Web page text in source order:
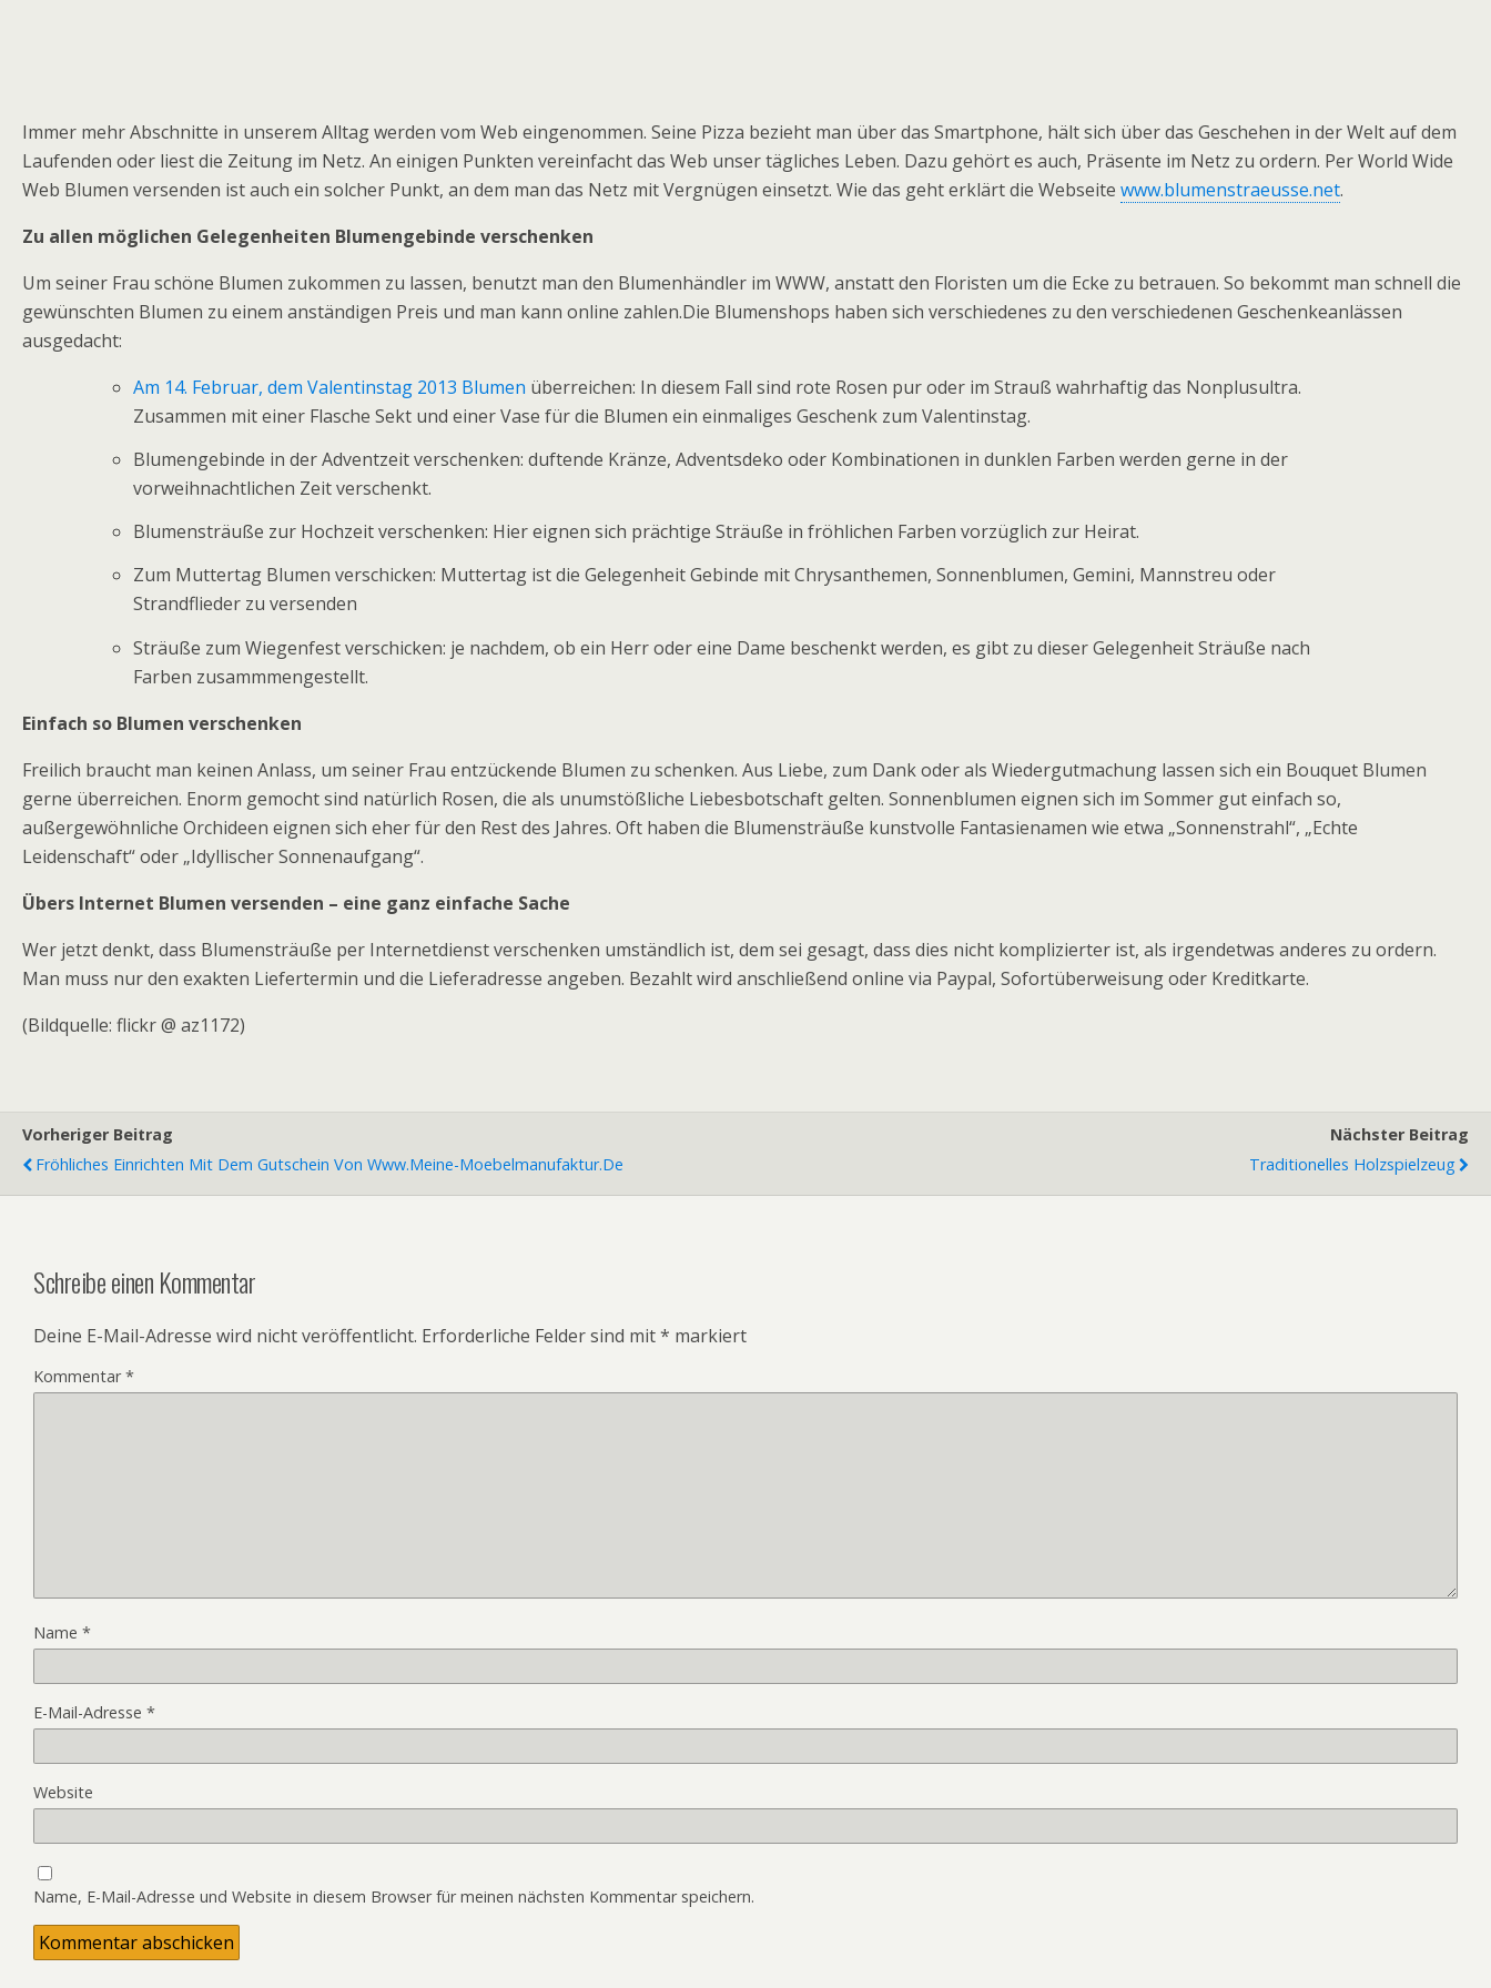
Immer mehr Abschnitte in unserem Alltag werden vom Web eingenommen. Seine Pizza bezieht man über das Smartphone, hält sich über das Geschehen in der Welt auf dem
Laufenden oder liest die Zeitung im Netz. An einigen Punkten vereinfacht das Web unser tägliches Leben. Dazu gehört es auch, Präsente im Netz zu ordern. Per World Wide
Web Blumen versenden ist auch ein solcher Punkt, an dem man das Netz mit Vergnügen einsetzt. Wie das geht erklärt die Webseite www.blumenstraeusse.net.
Zu allen möglichen Gelegenheiten Blumengebinde verschenken
Um seiner Frau schöne Blumen zukommen zu lassen, benutzt man den Blumenhändler im WWW, anstatt den Floristen um die Ecke zu betrauen. So bekommt man schnell die
gewünschten Blumen zu einem anständigen Preis und man kann online zahlen.Die Blumenshops haben sich verschiedenes zu den verschiedenen Geschenkeanlässen
ausgedacht:
Am 14. Februar, dem Valentinstag 2013 Blumen überreichen: In diesem Fall sind rote Rosen pur oder im Strauß wahrhaftig das Nonplusultra.
Zusammen mit einer Flasche Sekt und einer Vase für die Blumen ein einmaliges Geschenk zum Valentinstag.
Blumengebinde in der Adventzeit verschenken: duftende Kränze, Adventsdeko oder Kombinationen in dunklen Farben werden gerne in der
vorweihnachtlichen Zeit verschenkt.
Blumensträuße zur Hochzeit verschenken: Hier eignen sich prächtige Sträuße in fröhlichen Farben vorzüglich zur Heirat.
Zum Muttertag Blumen verschicken: Muttertag ist die Gelegenheit Gebinde mit Chrysanthemen, Sonnenblumen, Gemini, Mannstreu oder
Strandflieder zu versenden
Sträuße zum Wiegenfest verschicken: je nachdem, ob ein Herr oder eine Dame beschenkt werden, es gibt zu dieser Gelegenheit Sträuße nach
Farben zusammmengestellt.
Einfach so Blumen verschenken
Freilich braucht man keinen Anlass, um seiner Frau entzückende Blumen zu schenken. Aus Liebe, zum Dank oder als Wiedergutmachung lassen sich ein Bouquet Blumen
gerne überreichen. Enorm gemocht sind natürlich Rosen, die als unumstößliche Liebesbotschaft gelten. Sonnenblumen eignen sich im Sommer gut einfach so,
außergewöhnliche Orchideen eignen sich eher für den Rest des Jahres. Oft haben die Blumensträuße kunstvolle Fantasienamen wie etwa „Sonnenstrahl“, „Echte
Leidenschaft“ oder „Idyllischer Sonnenaufgang“.
Übers Internet Blumen versenden – eine ganz einfache Sache
Wer jetzt denkt, dass Blumensträuße per Internetdienst verschenken umständlich ist, dem sei gesagt, dass dies nicht komplizierter ist, als irgendetwas anderes zu ordern.
Man muss nur den exakten Liefertermin und die Lieferadresse angeben. Bezahlt wird anschließend online via Paypal, Sofortüberweisung oder Kreditkarte.
(Bildquelle: flickr @ az1172)
Vorheriger Beitrag
Fröhliches Einrichten Mit Dem Gutschein Von Www.meine-Moebelmanufaktur.de
Nächster Beitrag
Traditionelles Holzspielzeug
Schreibe einen Kommentar
Deine E-Mail-Adresse wird nicht veröffentlicht. Erforderliche Felder sind mit* markiert
Kommentar*
Name *
E-Mail-Adresse *
Website
Name, E-Mail-Adresse und Website in diesem Browser für meinen nächsten Kommentar speichern.